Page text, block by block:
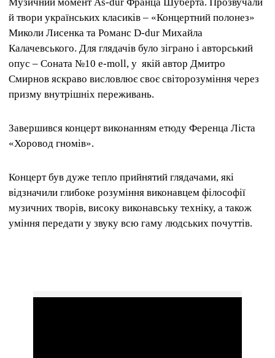
й твори українських класиків – «Концертний полонез»
Миколи Лисенка та Романс D-dur Михайла
Калачевського. Для глядачів було зіграно і авторський
опус – Соната №10 e-moll, у якій автор Дмитро
Смирнов яскраво висловлює своє світорозуміння через
призму внутрішніх переживань.
Завершився концерт виконанням етюду Ференца Ліста
«Хоровод гномів».
Концерт був дуже тепло прийнятий глядачами, які
відзначили глибоке розуміння виконавцем філософії
музичних творів, високу виконавську техніку, а також
уміння передати у звуку всю гаму людських почуттів.